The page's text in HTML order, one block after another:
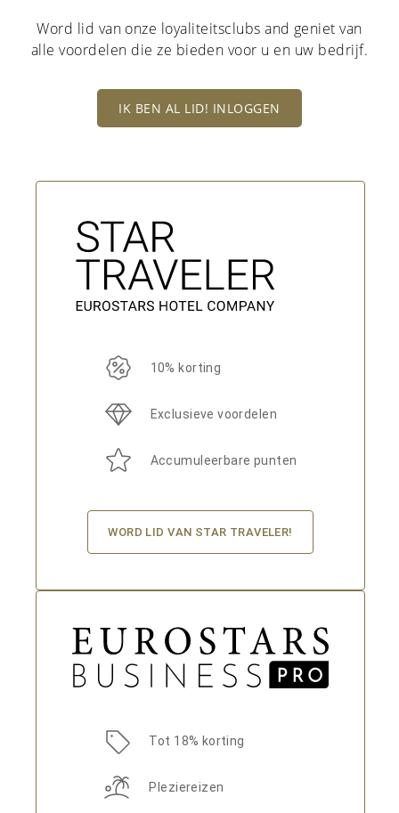
Word lid van onze loyaliteitsclubs and geniet van
alle voordelen die ze bieden voor u en uw bedrijf.
IK BEN AL LID! INLOGGEN
10% korting
Exclusieve voordelen
Accumuleerbare punten
WORD LID VAN STAR TRAVELER!
Tot 18% korting
Pleziereizen